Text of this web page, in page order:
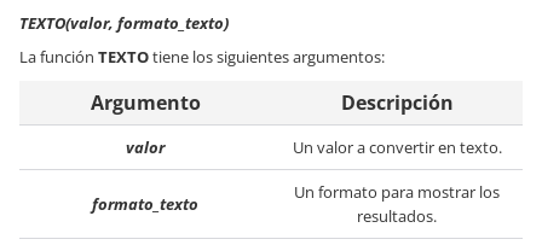
TEXTO(valor, formato_texto)
La función TEXTOtiene los siguientes argumentos:
Argumento Descripción
valor Un valor a convertir en texto.
formato_texto
Un formato para mostrar los
resultados.